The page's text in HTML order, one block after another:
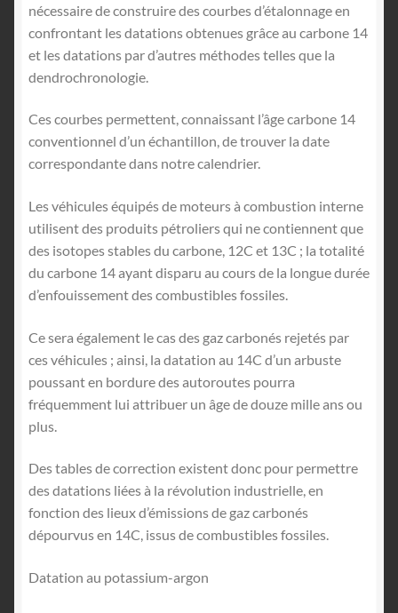
nécessaire de construire des courbes d’étalonnage en
confrontant les datations obtenues grâce au carbone 14
et les datations par d’autres méthodes telles que la
dendrochronologie.
Ces courbes permettent, connaissant l’âge carbone 14
conventionnel d’un échantillon, de trouver la date
correspondante dans notre calendrier.
Les véhicules équipés de moteurs à combustion interne
utilisent des produits pétroliers qui ne contiennent que
des isotopes stables du carbone, 12C et 13C ; la totalité
du carbone 14 ayant disparu au cours de la longue durée
d’enfouissement des combustibles fossiles.
Ce sera également le cas des gaz carbonés rejetés par
ces véhicules ; ainsi, la datation au 14C d’un arbuste
poussant en bordure des autoroutes pourra
fréquemment lui attribuer un âge de douze mille ans ou
plus.
Des tables de correction existent donc pour permettre
des datations liées à la révolution industrielle, en
fonction des lieux d’émissions de gaz carbonés
dépourvus en 14C, issus de combustibles fossiles.
Datation au potassium-argon